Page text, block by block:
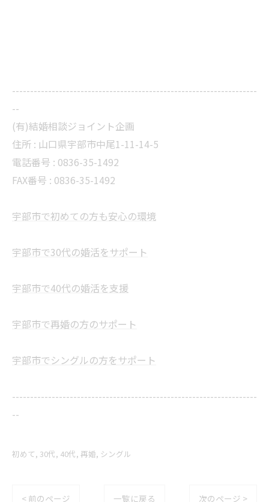
--------------------------------------------------------------------
--
(有)結婚相談ジョイント企画
住所 : 山口県宇部市中尾1-11-14-5
電話番号 : 0836-35-1492
FAX番号 : 0836-35-1492
宇部市で初めての方も安心の環境
宇部市で30代の婚活をサポート
宇部市で40代の婚活を支援
宇部市で再婚の方のサポート
宇部市でシングルの方をサポート
--------------------------------------------------------------------
--
初めて 30代 40代 再婚 シングル
< 前のページ 一覧に戻る 次のページ >